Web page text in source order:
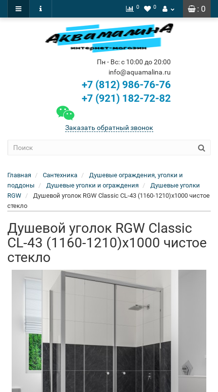
: 0
0 0
Пн - Вс: с 10:00 до 20:00
info@aquamalina.ru
+7 (812) 986-76-76
+7 (921) 182-72-82
Заказать обратный звонок
Главная Сантехника
Душевые ограждения, уголки и
поддоны
Душевые уголки и ограждения
Душевые уголки
RGW
Душевой уголок RGW Classic CL-43 (1160-1210)x1000 чистое
стекло
Душевой уголок RGW Classic
CL-43 (1160-1210)x1000 чистое
стекло